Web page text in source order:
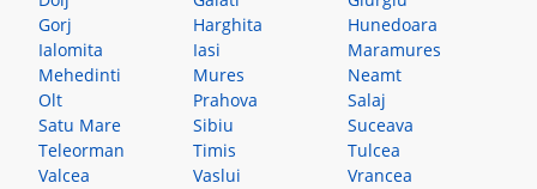
Gorj
Harghita
Hunedoara
Ialomita
Iasi
Maramures
Mehedinti
Mures
Neamt
Olt
Prahova
Salaj
Satu Mare
Sibiu
Suceava
Teleorman
Timis
Tulcea
Valcea
Vaslui Vrancea